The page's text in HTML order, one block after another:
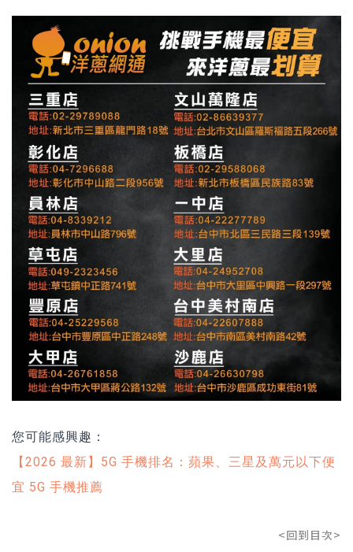
您可能感興趣：
【2026 最新】5G 手機排名：蘋果、三星及萬元以下便
宜 5G 手機推薦
<回到目次>